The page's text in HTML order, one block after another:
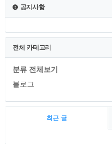
공지사항
전체 카테고리
분류 전체보기
블로그
최근 글